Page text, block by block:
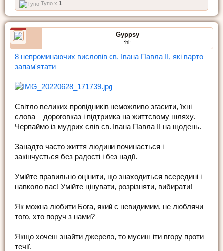
Тупо x 1
Gyppsy
:hi:
8 непроминаючих висловів св. Івана Павла II, які варто
запам'ятати
Світло великих провідників неможливо згасити, їхні
слова – дороговказ і підтримка на життєвому шляху.
Черпаймо із мудрих слів св. Івана Павла II на щодень.
Занадто часто життя людини починається і
закінчується без радості і без надії.
Умійте правильно оцінити, що знаходиться всередині і
навколо вас! Умійте цінувати, розрізняти, вибирати!
Як можна любити Бога, який є невидимим, не люблячи
того, хто поруч з нами?
Якщо хочеш знайти джерело, то мусиш іти вгору проти
течії.